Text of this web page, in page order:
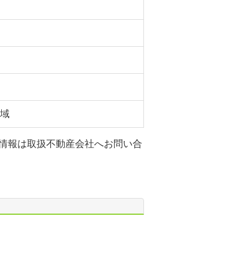
報は取扱不動産会社へお問い合